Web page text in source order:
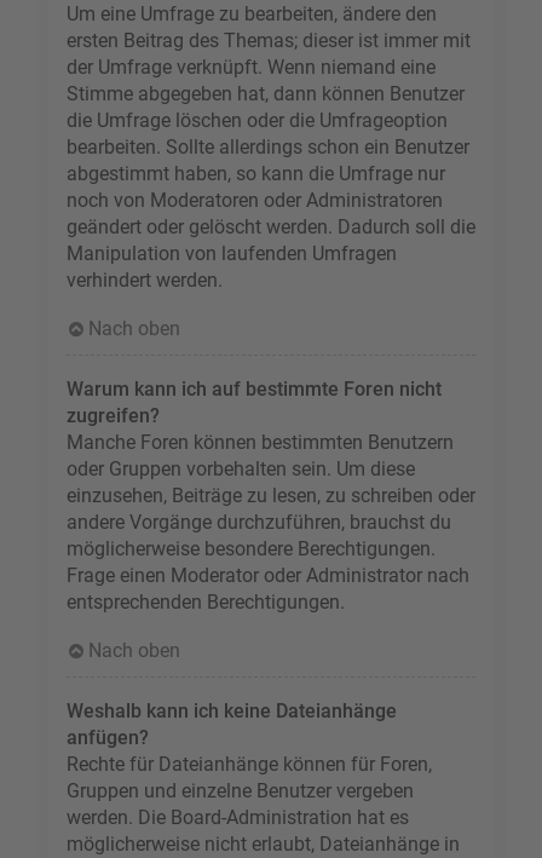
Um eine Umfrage zu bearbeiten, ändere den
ersten Beitrag des Themas; dieser ist immer mit
der Umfrage verknüpft. Wenn niemand eine
Stimme abgegeben hat, dann können Benutzer
die Umfrage löschen oder die Umfrageoption
bearbeiten. Sollte allerdings schon ein Benutzer
abgestimmt haben, so kann die Umfrage nur
noch von Moderatoren oder Administratoren
geändert oder gelöscht werden. Dadurch soll die
Manipulation von laufenden Umfragen
verhindert werden.
Nach oben
Warum kann ich auf bestimmte Foren nicht
zugreifen?
Manche Foren können bestimmten Benutzern
oder Gruppen vorbehalten sein. Um diese
einzusehen, Beiträge zu lesen, zu schreiben oder
andere Vorgänge durchzuführen, brauchst du
möglicherweise besondere Berechtigungen.
Frage einen Moderator oder Administrator nach
entsprechenden Berechtigungen.
Nach oben
Weshalb kann ich keine Dateianhänge
anfügen?
Rechte für Dateianhänge können für Foren,
Gruppen und einzelne Benutzer vergeben
werden. Die Board-Administration hat es
möglicherweise nicht erlaubt, Dateianhänge in